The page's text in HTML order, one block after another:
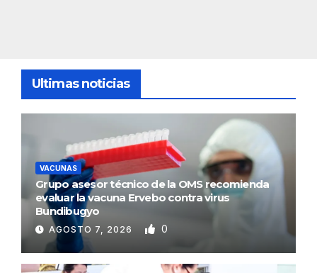
Ultimas noticias
VACUNAS
Grupo asesor técnico de la OMS recomienda
evaluar la vacuna Ervebo contra virus
Bundibugyo
AGOSTO 7, 2026 0